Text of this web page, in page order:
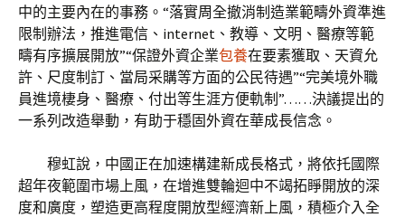
中的主要內在的事務。“落實周全撤消制造業範疇外資準進
限制辦法，推進電信、internet、教導、文明、醫療等範
疇有序擴展開放”“保證外資企業包養在要素獲取、天資允
許、尺度制訂、當局采購等方面的公民待遇”“完美境外職
員進境棲身、醫療、付出等生涯方便軌制”……決議提出的
一系列改造舉動，有助于穩固外資在華成長信念。
穆虹說，中國正在加速構建新成長格式，將依托國際
超年夜範圍市場上風，在增進雙輪迴中不竭拓睜開放的深
度和廣度，塑造更高程度開放型經濟新上風，積極介入全